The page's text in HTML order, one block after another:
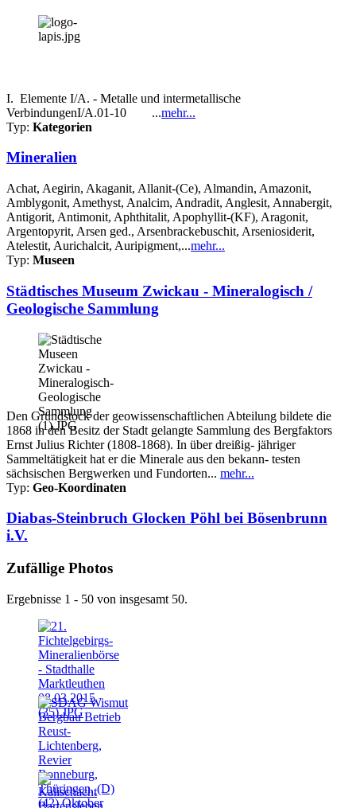
I. Elemente I/A. - Metalle und intermetallische
VerbindungenI/A.01-10 ...mehr...
Typ: Kategorien
Mineralien
Achat, Aegirin, Akaganit, Allanit-(Ce), Almandin, Amazonit,
Amblygonit, Amethyst, Analcim, Andradit, Anglesit, Annabergit,
Antigorit, Antimonit, Aphthitalit, Apophyllit-(KF), Aragonit,
Argentopyrit, Arsen ged., Arsenbrackebuschit, Arseniosiderit,
Atelestit, Aurichalcit, Auripigment,...mehr...
Typ: Museen
Städtisches Museum Zwickau - Mineralogisch /
Geologische Sammlung
Den Grundstock der geowissenschaftlichen Abteilung bildete die
1868 in den Besitz der Stadt gelangte Sammlung des Bergfaktors
Ernst Julius Richter (1808-1868). In über dreißig- jähriger
Sammeltätigkeit hat er die Minerale aus den bekann- testen
sächsischen Bergwerken und Fundorten... mehr...
Typ: Geo-Koordinaten
Diabas-Steinbruch Glocken Pöhl bei Bösenbrunn
i.V.
Zufällige Photos
Ergebnisse 1 - 50 von insgesamt 50.